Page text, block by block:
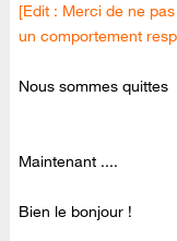
[Edit : Merci de ne
un comportement
Nous sommes quittes
Maintenant ....
Bien le bonjour !